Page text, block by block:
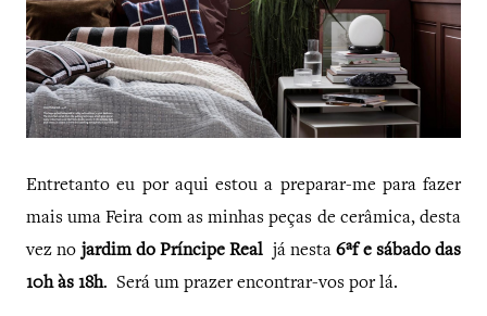
Entretanto eu por aqui estou a preparar-me para fazer
mais uma Feira com as minhas peças de cerâmica, desta
vez no jardim do Príncipe Real já nesta 6ªf e sábado das
10h às 18h. Será um prazer encontrar-vos por lá.